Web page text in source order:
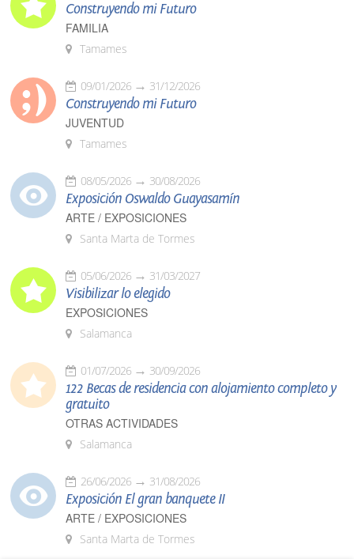
Construyendo mi Futuro
FAMILIA
Tamames
09/01/2026 31/12/2026
Construyendo mi Futuro
JUVENTUD
Tamames
08/05/2026 30/08/2026
Exposición Oswaldo Guayasamín
ARTE / EXPOSICIONES
Santa Marta de Tormes
05/06/2026 31/03/2027
Visibilizar lo elegido
EXPOSICIONES
Salamanca
01/07/2026 30/09/2026
122 Becas de residencia con alojamiento completo y
gratuito
OTRAS ACTIVIDADES
Salamanca
26/06/2026 31/08/2026
Exposición El gran banquete II
ARTE / EXPOSICIONES
Santa Marta de Tormes